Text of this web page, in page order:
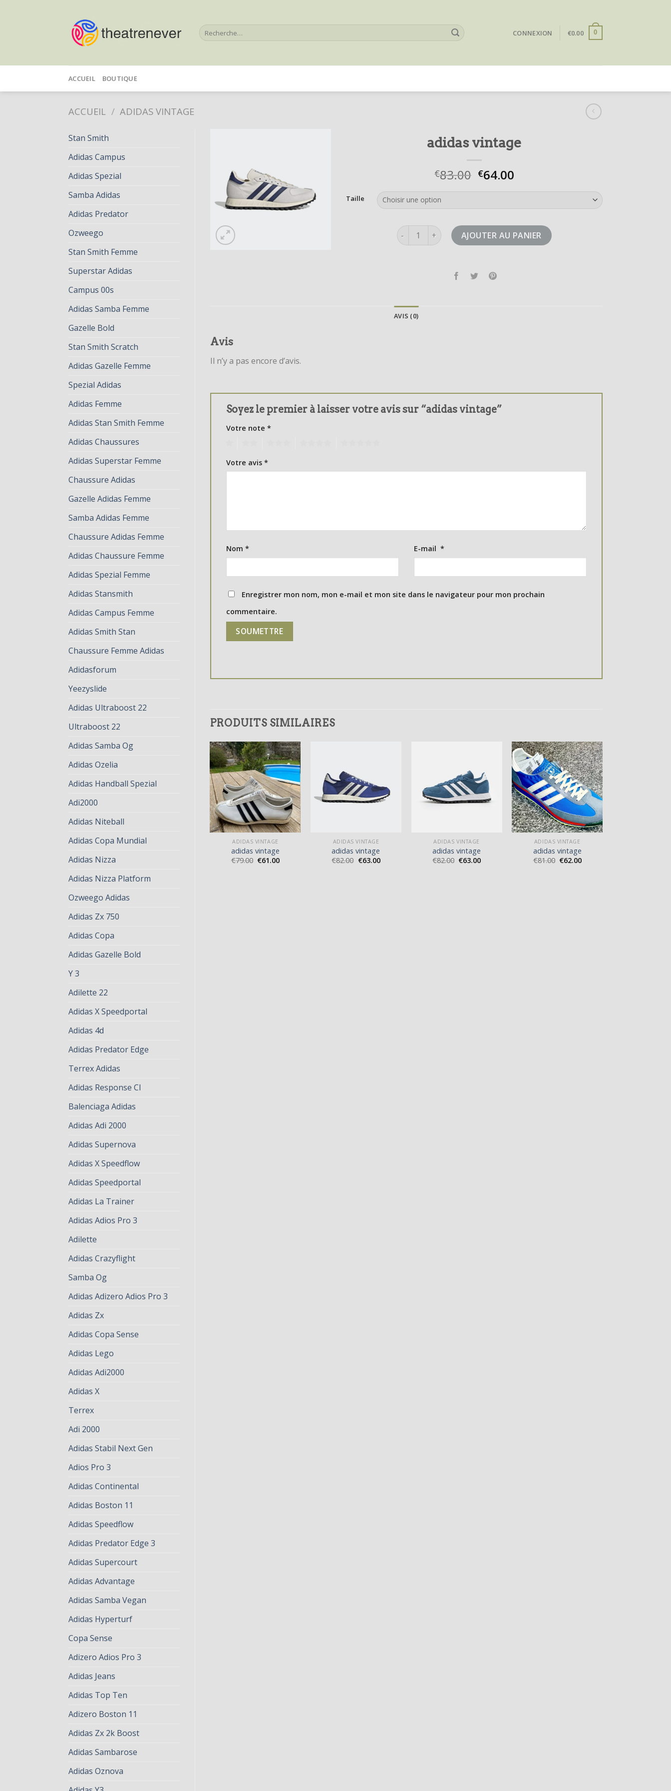
Recherche
pour :
CONNEXION €0.00 0
ACCUEIL BOUTIQUE
ACCUEIL / ADIDAS VINTAGE
Stan Smith
Adidas Campus
Adidas Spezial
Samba Adidas
Adidas Predator
Ozweego
Stan Smith Femme
Superstar Adidas
Campus 00s
Adidas Samba Femme
Gazelle Bold
Stan Smith Scratch
Adidas Gazelle Femme
Spezial Adidas
Adidas Femme
Adidas Stan Smith Femme
Adidas Chaussures
Adidas Superstar Femme
Chaussure Adidas
Gazelle Adidas Femme
Samba Adidas Femme
Chaussure Adidas Femme
Adidas Chaussure Femme
Adidas Spezial Femme
Adidas Stansmith
Adidas Campus Femme
Adidas Smith Stan
Chaussure Femme Adidas
Adidasforum
Yeezyslide
Adidas Ultraboost 22
Ultraboost 22
Adidas Samba Og
Adidas Ozelia
Adidas Handball Spezial
Adi2000
Adidas Niteball
Adidas Copa Mundial
Adidas Nizza
Adidas Nizza Platform
Ozweego Adidas
Adidas Zx 750
Adidas Copa
Adidas Gazelle Bold
Y 3
Adilette 22
Adidas X Speedportal
Adidas 4d
Adidas Predator Edge
Terrex Adidas
Adidas Response Cl
Balenciaga Adidas
Adidas Adi 2000
Adidas Supernova
Adidas X Speedflow
Adidas Speedportal
Adidas La Trainer
Adidas Adios Pro 3
Adilette
Adidas Crazyflight
Samba Og
Adidas Adizero Adios Pro 3
Adidas Zx
Adidas Copa Sense
Adidas Lego
Adidas Adi2000
Adidas X
Terrex
Adi 2000
Adidas Stabil Next Gen
Adios Pro 3
Adidas Continental
Adidas Boston 11
Adidas Speedflow
Adidas Predator Edge 3
Adidas Supercourt
Adidas Advantage
Adidas Samba Vegan
Adidas Hyperturf
Copa Sense
Adizero Adios Pro 3
Adidas Jeans
Adidas Top Ten
Adizero Boston 11
Adidas Zx 2k Boost
Adidas Sambarose
Adidas Oznova
adidas vintage
€83.00 €64.00
Taille
quantité de adidas vintageAJOUTER AU PANIER
AVIS (0)
Avis
Il n’y a pas encore d’avis.
Soyez le premier à laisser votre avis sur “adidas vintage”
Votre note *
Votre avis *
Nom * E-mail *
Enregistrer mon nom, mon e-mail et mon site dans le navigateur pour mon prochain
commentaire.
PRODUITS SIMILAIRES
ADIDAS VINTAGE
adidas vintage
€79.00 €61.00
ADIDAS VINTAGE
adidas vintage
€82.00 €63.00
ADIDAS VINTAGE
adidas vintage
€82.00 €63.00
ADIDAS VINTAGE
adidas vintage
€81.00 €62.00
ADIDAS VINTAGE
58.00
ADIDAS VINTAGE